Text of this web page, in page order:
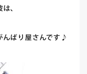
、
んばり屋さんです♪